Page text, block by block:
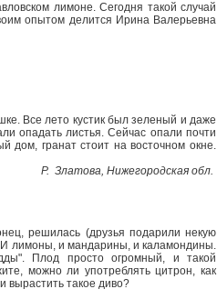
лимоне. Сегодня такой случай
опытом делится Ирина Валерьевна
Все лето кустик был зеленый и даже
опадать листья. Сейчас опали почти
дом, гранат стоит на восточном окне.
Р. Златова, Нижегородская обл.
решилась (друзья подарили некую
лимоны, и мандарины, и каламондины.
Плод просто огромный, и такой
можно ли употреблять цитрон, как
вырастить такое диво?